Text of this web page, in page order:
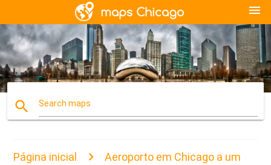
menu
search Search maps
Página inicial Aeroporto em Chicago a um